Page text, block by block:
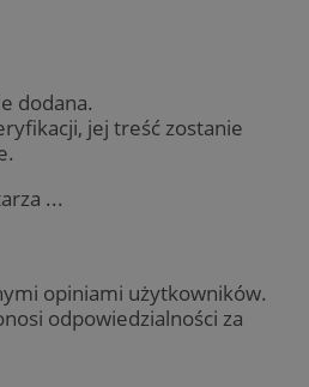
dodana.
jej treść zostanie
...
opiniami użytkowników.
odpowiedzialności za